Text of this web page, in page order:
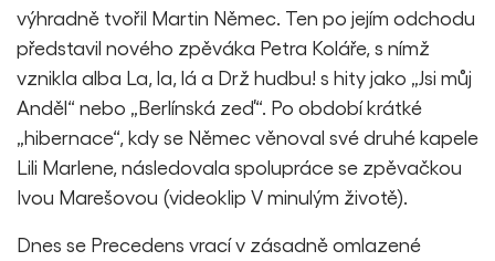
výhradně tvořil Martin Němec. Ten po jejím odchodu
představil nového zpěváka Petra Koláře, s nímž
vznikla alba La, la, lá a Drž hudbu! s hity jako „Jsi můj
Anděl“ nebo „Berlínská zeď“. Po období krátké
„hibernace“, kdy se Němec věnoval své druhé kapele
Lili Marlene, následovala spolupráce se zpěvačkou
Ivou Marešovou (videoklip V minulým životě).
Dnes se Precedens vrací v zásadně omlazené